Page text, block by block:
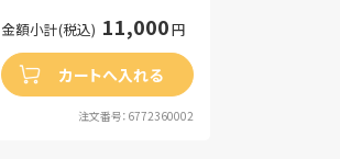
金額小計(税込) 11,000円
カートへ入れる
注文番号：6772360002